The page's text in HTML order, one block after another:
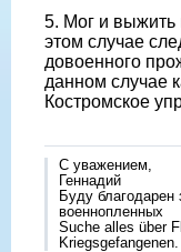
5. Мог и выжить
этом случае
довоенного
данном случае
Костромское
С уважением,
Геннадий
Буду благодарен
военнопленных
Suche alles über
Kriegsgefangenen.